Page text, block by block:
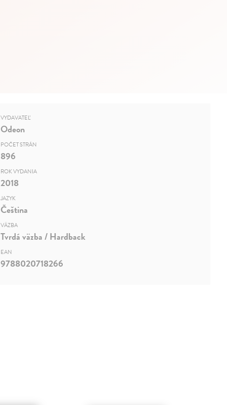
VYDAVATEĽ
Odeon
POČET STRÁN
896
ROK VYDANIA
2018
JAZYK
Čeština
VÄZBA
Tvrdá väzba / Hardback
EAN
9788020718266